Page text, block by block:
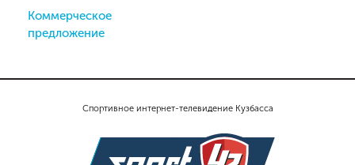
Спортивное интернет-телевидение Кузбасса
Коммерческое
предложение